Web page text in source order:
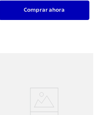
Comprar ahora